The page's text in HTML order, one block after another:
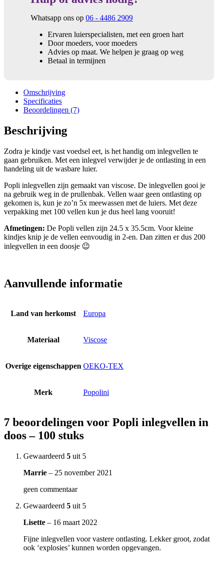
Whatsapp ons op 06 - 4486 2909
Ervaren luierspecialisten, met een groen hart
Door moeders, voor moeders
Advies op maat. We helpen je graag op weg
Betaal in termijnen
Omschrijving
Specificaties
Beoordelingen (7)
Beschrijving
Zodra je kindje vast voedsel eet, is het handig om inlegvellen te
gaan gebruiken. Met een inlegvel verwijder je de ontlasting in een
handeling uit de wasbare luier.
Popli inlegvellen zijn gemaakt van viscose. De inlegvellen gooi je
na gebruik weg in de prullenbak. Vellen waar geen ontlasting op
gekomen is, kun je zo’n 5x meewassen met de luiers. Met deze
verpakking met 100 vellen kun je dus heel lang vooruit!
Afmetingen: De Popli vellen zijn 24.5 x 35.5cm. Voor kleine
kindjes knip je de vellen eenvoudig in 2-en. Dan zitten er dus 200
inlegvellen in een doosje 😉
Aanvullende informatie
Land van herkomst Europa
Materiaal Viscose
Overige eigenschappen OEKO-TEX
Merk Popolini
7 beoordelingen voor Popli inlegvellen in
doos – 100 stuks
Gewaardeerd 5 uit 5
Marrie – 25 november 2021
geen commentaar
Gewaardeerd 5 uit 5
Lisette – 16 maart 2022
Fijne inlegvellen voor vastere ontlasting. Lekker groot, zodat
ook ‘explosies’ kunnen worden opgevangen.